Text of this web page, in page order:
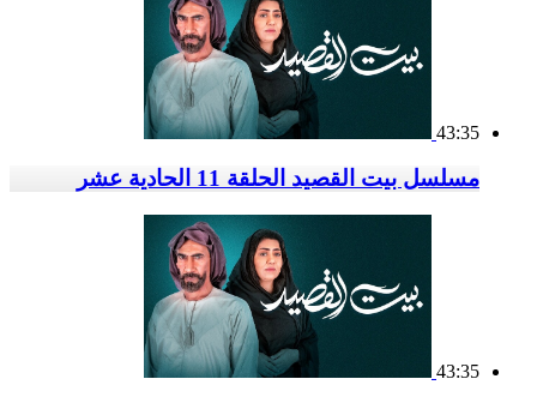
43:35
مسلسل بيت القصيد الحلقة 11 الحادية عشر
43:35